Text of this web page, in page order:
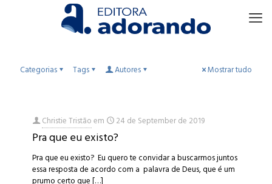
Categorias Tags Autores Mostrar tudo
Christie Tristãoem 24 de September de 2019
Pra que eu existo?
Pra que eu existo? Eu quero te convidar a buscarmos juntos
essa resposta de acordo com a palavra de Deus, que é um
prumo certo que[…]